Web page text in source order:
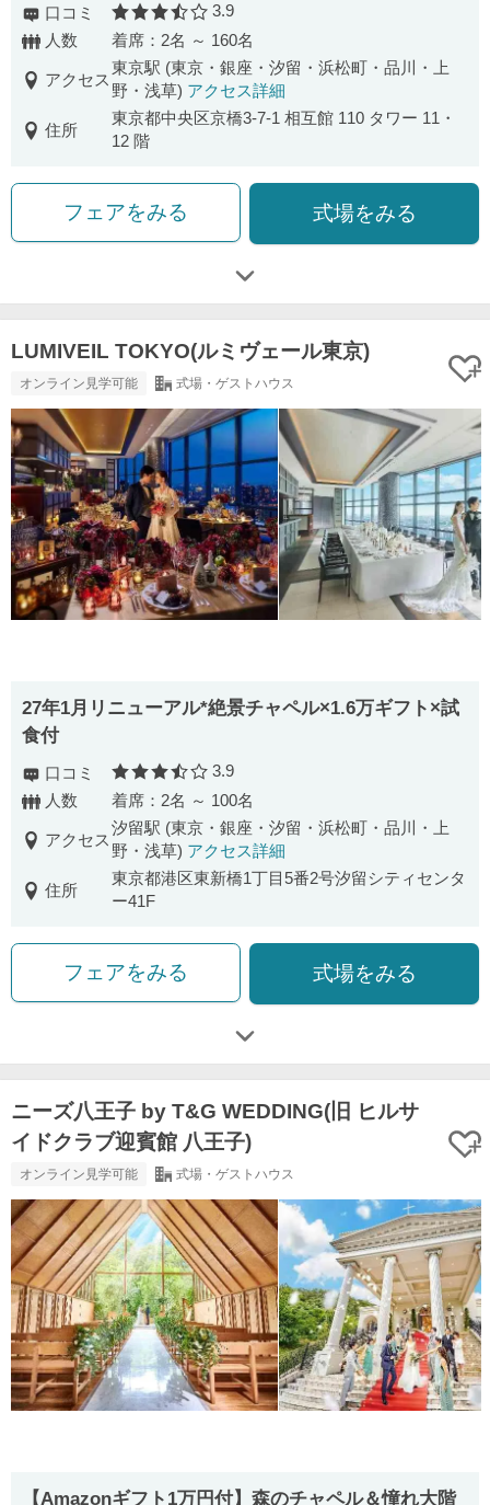
口コミ 口コミ評価
3.9
人数
着席：2名 ～ 160名
アクセス
東京駅 (東京・銀座・汐留・浜松町・品川・上
野・浅草) アクセス詳細
住所
東京都中央区京橋3-7-1 相互館 110 タワー 11・
12 階
フェアをみる 式場をみる
LUMIVEIL TOKYO(ルミヴェール東京)
オンライン見学可能 式場・ゲストハウス
27年1月リニューアル*絶景チャペル×1.6万ギフト×試
食付
口コミ 口コミ評価
3.9
人数
着席：2名 ～ 100名
アクセス
汐留駅 (東京・銀座・汐留・浜松町・品川・上
野・浅草) アクセス詳細
住所
東京都港区東新橋1丁目5番2号汐留シティセンタ
ー41F
フェアをみる 式場をみる
ニーズ八王子 by T&G WEDDING(旧 ヒルサ
イドクラブ迎賓館 八王子)
オンライン見学可能 式場・ゲストハウス
【Amazonギフト1万円付】森のチャペル＆憧れ大階